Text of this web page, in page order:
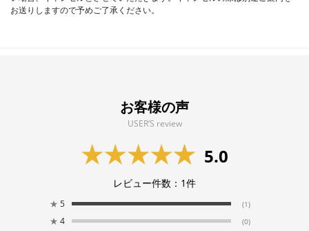
お送りしますので予めご了承ください。
お客様の声
USER’S review
5.0
レビュー件数： 1件
★ 5 (1)
★ 4 (0)